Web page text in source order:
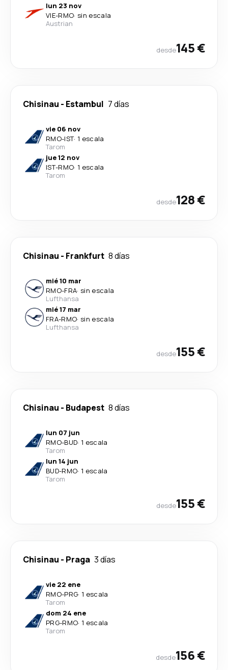
lun 23 nov
VIE-RMO· sin escala
Austrian
desde145 €
Chisinau - Estambul 7 días
vie 06 nov
RMO-IST· 1 escala
Tarom
jue 12 nov
IST-RMO· 1 escala
Tarom
desde128 €
Chisinau - Frankfurt 8 días
mié 10 mar
RMO-FRA· sin escala
Lufthansa
mié 17 mar
FRA-RMO· sin escala
Lufthansa
desde155 €
Chisinau - Budapest 8 días
lun 07 jun
RMO-BUD· 1 escala
Tarom
lun 14 jun
BUD-RMO· 1 escala
Tarom
desde155 €
Chisinau - Praga 3 días
vie 22 ene
RMO-PRG· 1 escala
Tarom
dom 24 ene
PRG-RMO· 1 escala
Tarom
desde156 €